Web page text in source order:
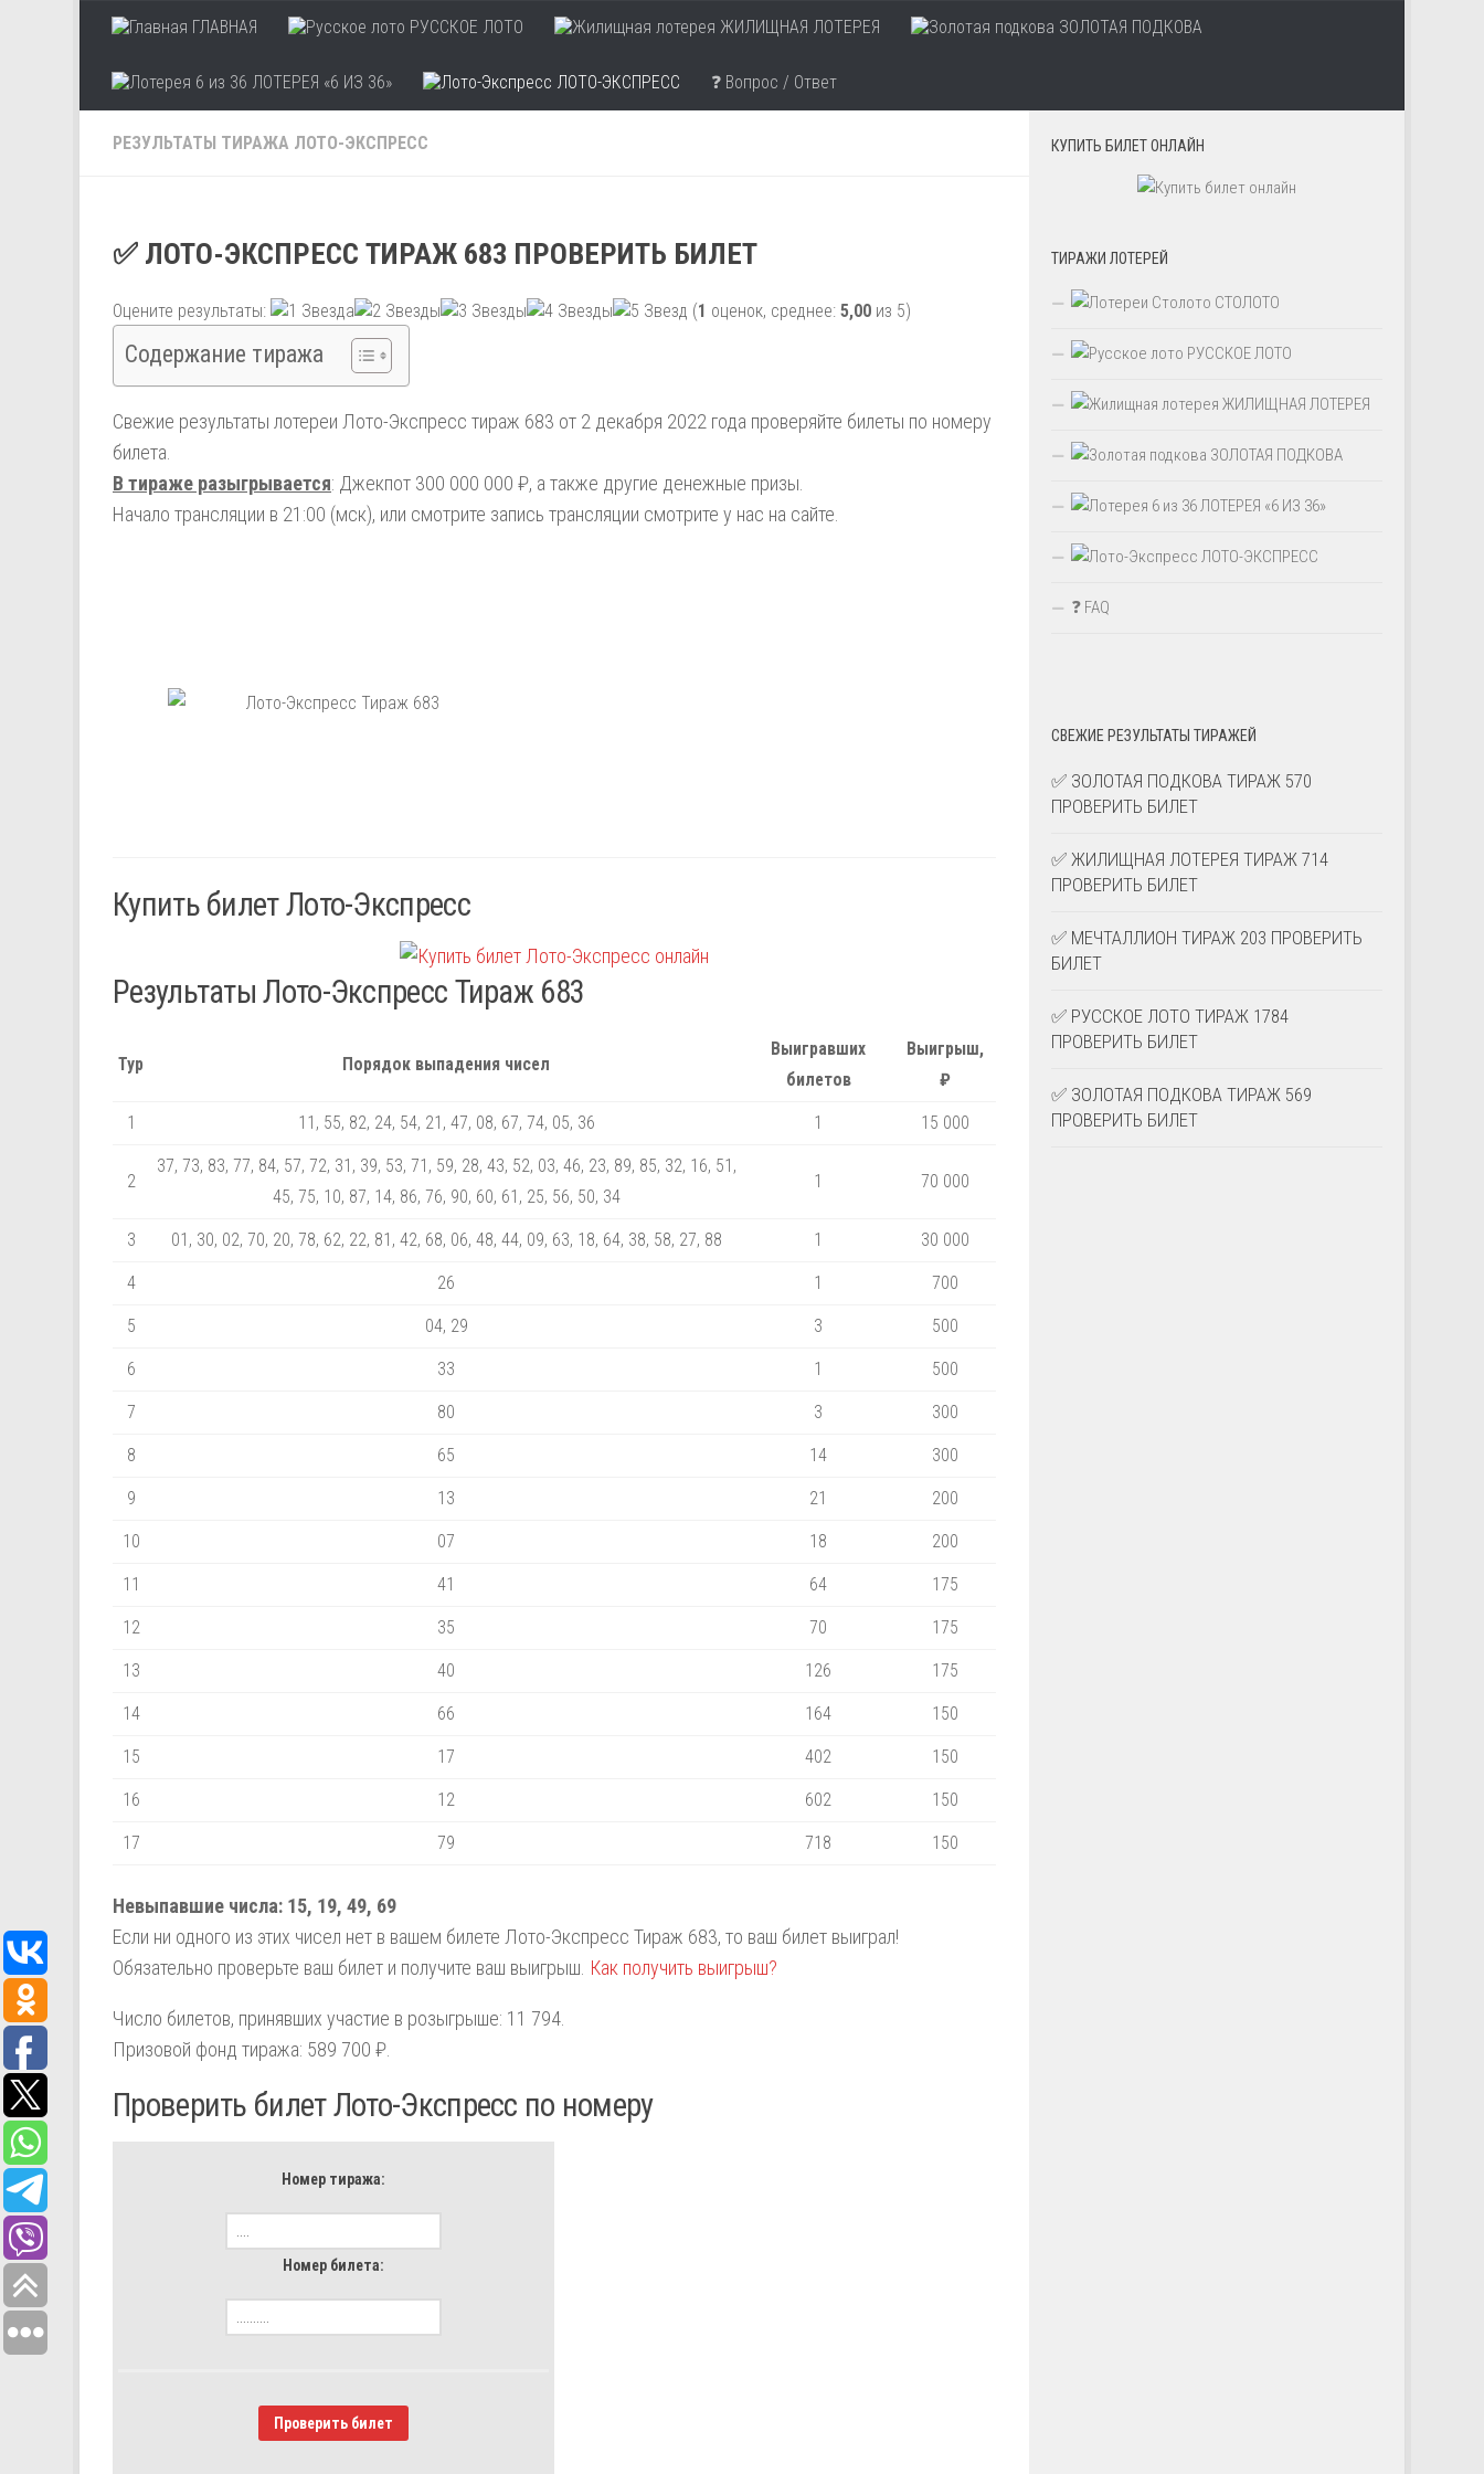
Skip to contentГЛАВНАЯ РУССКОЕ ЛОТО ЖИЛИЩНАЯ ЛОТЕРЕЯ ЗОЛОТАЯ ПОДКОВА
ЛОТЕРЕЯ «6 ИЗ 36» ЛОТО-ЭКСПРЕСС ❓ Вопрос / Ответ
РЕЗУЛЬТАТЫ ТИРАЖА ЛОТО-ЭКСПРЕСС
✅ ЛОТО-ЭКСПРЕСС ТИРАЖ 683 ПРОВЕРИТЬ БИЛЕТ
Оцените результаты: (1 оценок, среднее: 5,00 из 5)
Содержание тиража
Свежие результаты лотереи Лото-Экспресс тираж 683 от 2 декабря 2022 года проверяйте билеты по номеру
билета.
В тираже разыгрывается: Джекпот 300 000 000 ₽, а также другие денежные призы.
Начало трансляции в 21:00 (мск), или смотрите запись трансляции смотрите у нас на сайте.
Купить билет Лото-Экспресс
Результаты Лото-Экспресс Тираж 683
Тур Порядок выпадения чисел
Выигравших
билетов
Выигрыш,
₽
1 11, 55, 82, 24, 54, 21, 47, 08, 67, 74, 05, 36 1 15 000
2
37, 73, 83, 77, 84, 57, 72, 31, 39, 53, 71, 59, 28, 43, 52, 03, 46, 23, 89, 85, 32, 16, 51,
45, 75, 10, 87, 14, 86, 76, 90, 60, 61, 25, 56, 50, 34
1 70 000
3 01, 30, 02, 70, 20, 78, 62, 22, 81, 42, 68, 06, 48, 44, 09, 63, 18, 64, 38, 58, 27, 88 1 30 000
4 26 1 700
5 04, 29 3 500
6 33 1 500
7 80 3 300
8 65 14 300
9 13 21 200
10 07 18 200
11 41 64 175
12 35 70 175
13 40 126 175
14 66 164 150
15 17 402 150
16 12 602 150
17 79 718 150
Невыпавшие числа: 15, 19, 49, 69
Если ни одного из этих чисел нет в вашем билете Лото-Экспресс Тираж 683, то ваш билет выиграл!
Обязательно проверьте ваш билет и получите ваш выигрыш. Как получить выигрыш?
Число билетов, принявших участие в розыгрыше: 11 794.
Призовой фонд тиража: 589 700 ₽.
Проверить билет Лото-Экспресс по номеру
Номер тиража:
Номер билета:
Проверить билет
КУПИТЬ БИЛЕТ ОНЛАЙН
ТИРАЖИ ЛОТЕРЕЙ
СТОЛОТО
РУССКОЕ ЛОТО
ЖИЛИЩНАЯ ЛОТЕРЕЯ
ЗОЛОТАЯ ПОДКОВА
ЛОТЕРЕЯ «6 ИЗ 36»
ЛОТО-ЭКСПРЕСС
❓ FAQ
СВЕЖИЕ РЕЗУЛЬТАТЫ ТИРАЖЕЙ
✅ ЗОЛОТАЯ ПОДКОВА ТИРАЖ 570
ПРОВЕРИТЬ БИЛЕТ
✅ ЖИЛИЩНАЯ ЛОТЕРЕЯ ТИРАЖ 714
ПРОВЕРИТЬ БИЛЕТ
✅ МЕЧТАЛЛИОН ТИРАЖ 203 ПРОВЕРИТЬ
БИЛЕТ
✅ РУССКОЕ ЛОТО ТИРАЖ 1784
ПРОВЕРИТЬ БИЛЕТ
✅ ЗОЛОТАЯ ПОДКОВА ТИРАЖ 569
ПРОВЕРИТЬ БИЛЕТ